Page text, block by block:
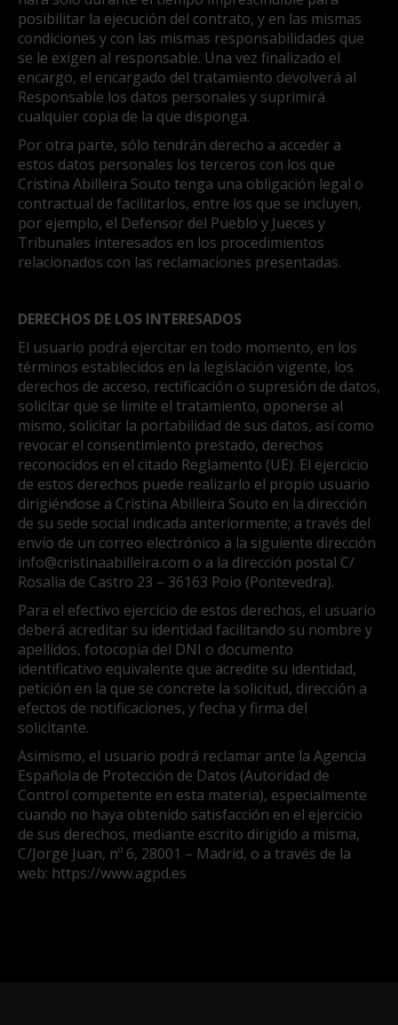
posibilitar la ejecución del contrato, y en las mismas
condiciones y con las mismas responsabilidades que
se le exigen al responsable. Una vez finalizado el
encargo, el encargado del tratamiento devolverá al
Responsable los datos personales y suprimirá
cualquier copia de la que disponga.
Por otra parte, sólo tendrán derecho a acceder a
estos datos personales los terceros con los que
Cristina Abilleira Souto tenga una obligación legal o
contractual de facilitarlos, entre los que se incluyen,
por ejemplo, el Defensor del Pueblo y Jueces y
Tribunales interesados en los procedimientos
relacionados con las reclamaciones presentadas.
DERECHOS DE LOS INTERESADOS
El usuario podrá ejercitar en todo momento, en los
términos establecidos en la legislación vigente, los
derechos de acceso, rectificación o supresión de datos,
solicitar que se limite el tratamiento, oponerse al
mismo, solicitar la portabilidad de sus datos, así como
revocar el consentimiento prestado, derechos
reconocidos en el citado Reglamento (UE). El ejercicio
de estos derechos puede realizarlo el propio usuario
dirigiéndose a Cristina Abilleira Souto en la dirección
de su sede social indicada anteriormente; a través del
envío de un correo electrónico a la siguiente dirección
info@cristinaabilleira.com o a la dirección postal C/
Rosalía de Castro 23 – 36163 Poio (Pontevedra).
Para el efectivo ejercicio de estos derechos, el usuario
deberá acreditar su identidad facilitando su nombre y
apellidos, fotocopia del DNI o documento
identificativo equivalente que acredite su identidad,
petición en la que se concrete la solicitud, dirección a
efectos de notificaciones, y fecha y firma del
solicitante.
Asimismo, el usuario podrá reclamar ante la Agencia
Española de Protección de Datos (Autoridad de
Control competente en esta materia), especialmente
cuando no haya obtenido satisfacción en el ejercicio
de sus derechos, mediante escrito dirigido a misma,
C/Jorge Juan, nº 6, 28001 – Madrid, o a través de la
web: https://www.agpd.es